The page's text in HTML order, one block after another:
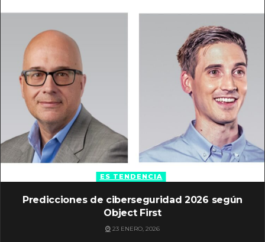
ES TENDENCIA
Predicciones de ciberseguridad 2026 según
Object First
23 ENERO, 2026